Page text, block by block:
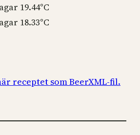
19.44°C
18.33°C
receptet som BeerXML-fil.